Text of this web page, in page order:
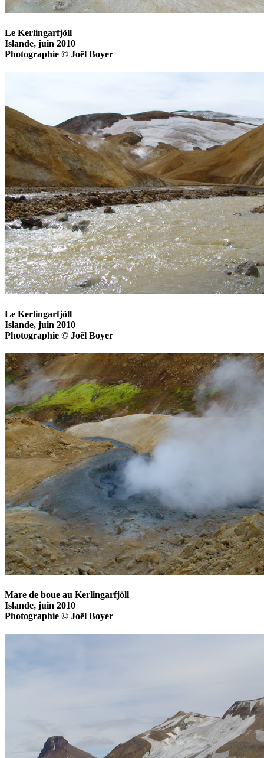
Le Kerlingarfjöll
Islande, juin 2010
Photographie © Joël Boyer
Le Kerlingarfjöll
Islande, juin 2010
Photographie © Joël Boyer
Mare de boue au Kerlingarfjöll
Islande, juin 2010
Photographie © Joël Boyer